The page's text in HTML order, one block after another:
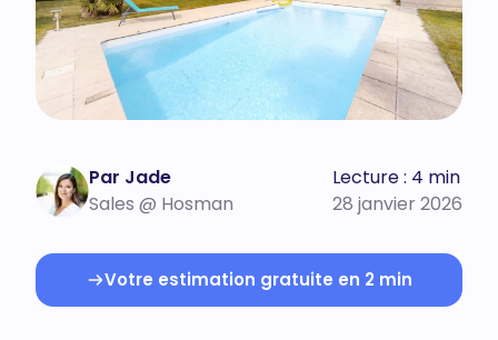
Par Jade
Sales @ Hosman
Lecture : 4 min
28 janvier 2026
Votre estimation gratuite en 2 min